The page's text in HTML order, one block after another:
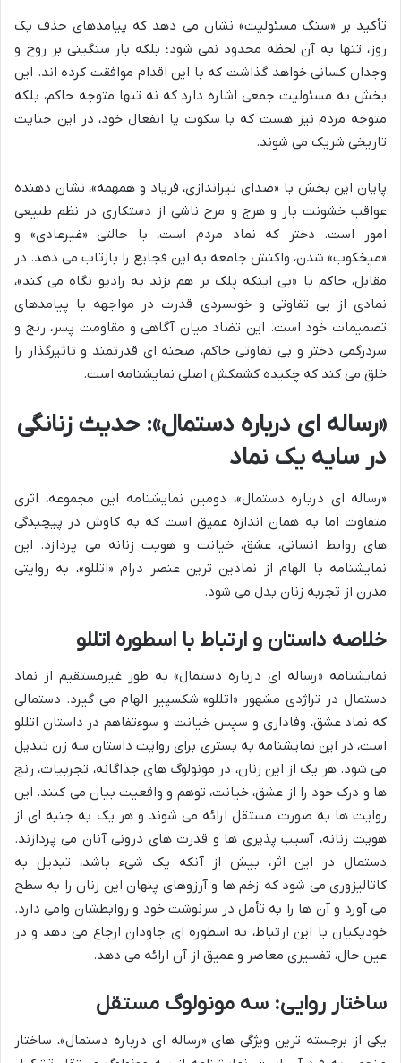
تأکید بر «سنگ مسئولیت» نشان می دهد که پیامدهای حذف یک
روز، تنها به آن لحظه محدود نمی شود؛ بلکه بار سنگینی بر روح و
وجدان کسانی خواهد گذاشت که با این اقدام موافقت کرده اند. این
بخش به مسئولیت جمعی اشاره دارد که نه تنها متوجه حاکم، بلکه
متوجه مردم نیز هست که با سکوت یا انفعال خود، در این جنایت
تاریخی شریک می شوند.
پایان این بخش با «صدای تیراندازی، فریاد و همهمه»، نشان دهنده
عواقب خشونت بار و هرج و مرج ناشی از دستکاری در نظم طبیعی
امور است. دختر که نماد مردم است، با حالتی «غیرعادی» و
«میخکوب» شدن، واکنش جامعه به این فجایع را بازتاب می دهد. در
مقابل، حاکم با «بی اینکه پلک بر هم بزند به رادیو نگاه می کند»،
نمادی از بی تفاوتی و خونسردی قدرت در مواجهه با پیامدهای
تصمیمات خود است. این تضاد میان آگاهی و مقاومت پسر، رنج و
سردرگمی دختر و بی تفاوتی حاکم، صحنه ای قدرتمند و تاثیرگذار را
خلق می کند که چکیده کشمکش اصلی نمایشنامه است.
«رساله ای درباره دستمال»: حدیث زنانگی
در سایه یک نماد
«رساله ای درباره دستمال»، دومین نمایشنامه این مجموعه، اثری
متفاوت اما به همان اندازه عمیق است که به کاوش در پیچیدگی
های روابط انسانی، عشق، خیانت و هویت زنانه می پردازد. این
نمایشنامه با الهام از نمادین ترین عنصر درام «اتللو»، به روایتی
مدرن از تجربه زنان بدل می شود.
خلاصه داستان و ارتباط با اسطوره اتللو
نمایشنامه «رساله ای درباره دستمال» به طور غیرمستقیم از نماد
دستمال در تراژدی مشهور «اتللو» شکسپیر الهام می گیرد. دستمالی
که نماد عشق، وفاداری و سپس خیانت و سوءتفاهم در داستان اتللو
است، در این نمایشنامه به بستری برای روایت داستان سه زن تبدیل
می شود. هر یک از این زنان، در مونولوگ های جداگانه، تجربیات، رنج
ها و درک خود را از عشق، خیانت، توهم و واقعیت بیان می کنند. این
روایت ها به صورت مستقل ارائه می شوند و هر یک به جنبه ای از
هویت زنانه، آسیب پذیری ها و قدرت های درونی آنان می پردازند.
دستمال در این اثر، بیش از آنکه یک شیء باشد، تبدیل به
کاتالیزوری می شود که زخم ها و آرزوهای پنهان این زنان را به سطح
می آورد و آن ها را به تأمل در سرنوشت خود و روابطشان وامی دارد.
خودیکیان با این ارتباط، به اسطوره ای جاودان ارجاع می دهد و در
عین حال، تفسیری معاصر و عمیق از آن ارائه می دهد.
ساختار روایی: سه مونولوگ مستقل
یکی از برجسته ترین ویژگی های «رساله ای درباره دستمال»، ساختار